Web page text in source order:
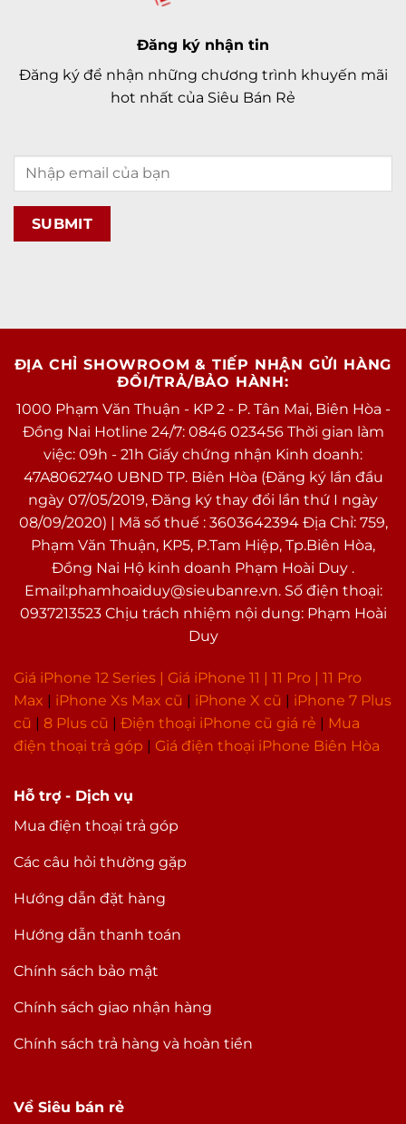
Đăng ký nhận tin
Đăng ký để nhận những chương trình khuyến mãi
hot nhất của Siêu Bán Rẻ
Hỗ trợ - Dịch vụ
Mua điện thoại trả góp
Các câu hỏi thường gặp
Hướng dẫn đặt hàng
Hướng dẫn thanh toán
Chính sách bảo mật
Chính sách giao nhận hàng
Chính sách trả hàng và hoàn tiền
Về Siêu bán rẻ
ĐỊA CHỈ SHOWROOM & TIẾP NHẬN GỬI HÀNG
ĐỔI/TRẢ/BẢO HÀNH:
1000 Phạm Văn Thuận - KP 2 - P. Tân Mai, Biên Hòa -
Đồng Nai Hotline 24/7: 0846 023456 Thời gian làm
việc: 09h - 21h Giấy chứng nhận Kinh doanh:
47A8062740 UBND TP. Biên Hòa (Đăng ký lần đầu
ngày 07/05/2019, Đăng ký thay đổi lần thứ I ngày
08/09/2020) | Mã số thuế : 3603642394 Địa Chỉ: 759,
Phạm Văn Thuận, KP5, P.Tam Hiệp, Tp.Biên Hòa,
Đồng Nai Hộ kinh doanh Phạm Hoài Duy .
Email:phamhoaiduy@sieubanre.vn. Số điện thoại:
0937213523 Chịu trách nhiệm nội dung: Phạm Hoài
Duy
Giá iPhone 12 Series | Giá iPhone 11 | 11 Pro | 11 Pro
Max | iPhone Xs Max cũ | iPhone X cũ | iPhone 7 Plus
cũ | 8 Plus cũ | Điện thoại iPhone cũ giá rẻ | Mua
điện thoại trả góp | Giá điện thoại iPhone Biên Hòa